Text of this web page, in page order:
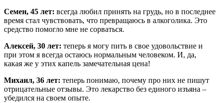
Семен, 45 лет: всегда любил принять на грудь, но в последнее
время стал чувствовать, что превращаюсь в алкоголика. Это
средство помогло мне не сорваться.
Алексей, 30 лет: теперь я могу пить в свое удовольствие и
при этом я всегда остаюсь нормальным человеком. И, да,
какая же у этих капель замечательная цена!
Михаил, 36 лет: теперь понимаю, почему про них не пишут
отрицательные отзывы. Это лекарство без единого изъяна –
убедился на своем опыте.